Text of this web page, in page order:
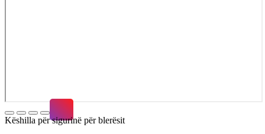
Këshilla për sigurinë për blerësit